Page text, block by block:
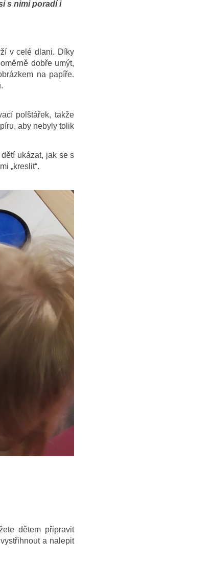
s nimi poradí i
v celé dlani. Díky
dobře umýt,
na papíře.
polštářek, takže
aby nebyly tolik
ukázat, jak se s
„kreslit“.
dětem připravit
a nalepit